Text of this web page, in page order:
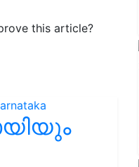
this article?